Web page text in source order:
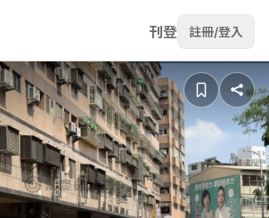
刊登 註冊/登入